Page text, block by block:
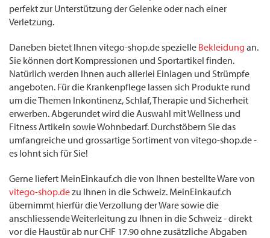
perfekt zur Unterstützung der Gelenke oder nach einer
Verletzung.
Daneben bietet Ihnen vitego-shop.de spezielle Bekleidung an.
Sie können dort Kompressionen und Sportartikel finden.
Natürlich werden Ihnen auch allerlei Einlagen und Strümpfe
angeboten. Für die Krankenpflege lassen sich Produkte rund
um die Themen Inkontinenz, Schlaf, Therapie und Sicherheit
erwerben. Abgerundet wird die Auswahl mit Wellness und
Fitness Artikeln sowie Wohnbedarf. Durchstöbern Sie das
umfangreiche und grossartige Sortiment von vitego-shop.de -
es lohnt sich für Sie!
Gerne liefert MeinEinkauf.ch die von Ihnen bestellte Ware von
vitego-shop.dezu Ihnen in die Schweiz. MeinEinkauf.ch
übernimmt hierfür die Verzollung der Ware sowie die
anschliessende Weiterleitung zu Ihnen in die Schweiz - direkt
vor die Haustür ab nur CHF 17.90 ohne zusätzliche Abgaben